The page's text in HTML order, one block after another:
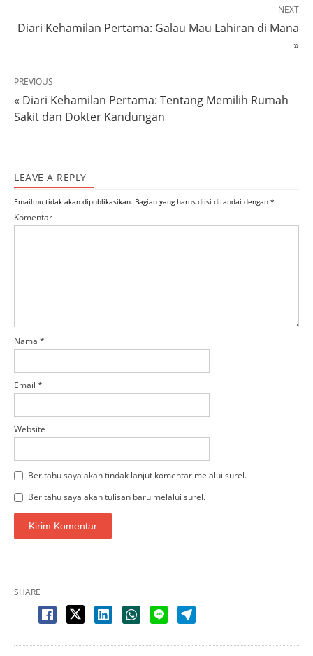
NEXT
Diari Kehamilan Pertama: Galau Mau Lahiran di Mana
»
PREVIOUS
« Diari Kehamilan Pertama: Tentang Memilih Rumah
Sakit dan Dokter Kandungan
LEAVE A REPLY
Emailmu tidak akan dipublikasikan. Bagian yang harus diisi ditandai dengan *
Komentar
Nama *
Email *
Website
Beritahu saya akan tindak lanjut komentar melalui surel.
Beritahu saya akan tulisan baru melalui surel.
SHARE